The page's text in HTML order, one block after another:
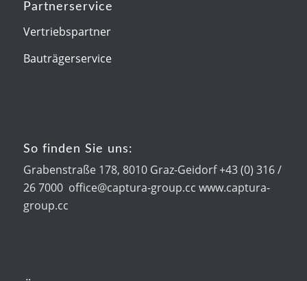
Partnerservice
Vertriebspartner
Bauträgerservice
So finden Sie uns:
Grabenstraße 178, 8010 Graz-Geidorf +43 (0) 316 /
26 7000 office@captura-group.cc www.captura-
group.cc